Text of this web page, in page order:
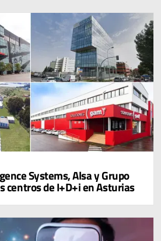
Systems, Alsa y Grupo
centros de I+D+i en Asturias